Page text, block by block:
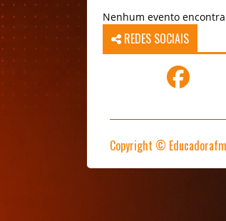
Nenhum evento
REDES SOCIAIS
Copyright ©